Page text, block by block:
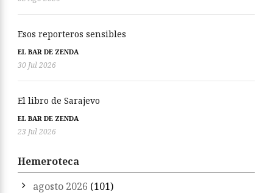
Esos reporteros sensibles
EL BAR DE ZENDA
30 Jul 2026
El libro de Sarajevo
EL BAR DE ZENDA
23 Jul 2026
Hemeroteca
agosto 2026 (101)